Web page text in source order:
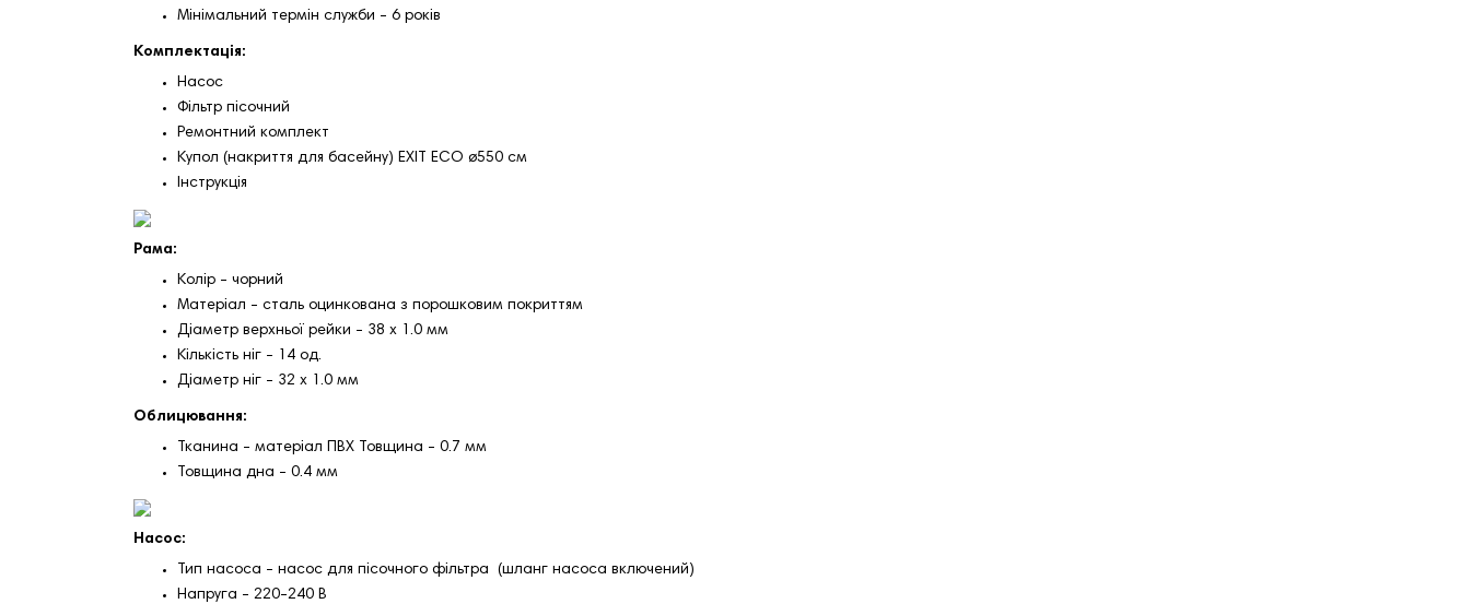
Мінімальний термін служби - 6 років
Комплектація:
Насос
Фільтр пісочний
Ремонтний комплект
Купол (накриття для басейну) EXIT ECO ø550 см
Інструкція
Рама:
Колір - чорний
Матеріал - сталь оцинкована з порошковим покриттям
Діаметр верхньої рейки - 38 х 1.0 мм
Кількість ніг - 14 од.
Діаметр ніг - 32 х 1.0 мм
Облицювання:
Тканина - матеріал ПВХ Товщина - 0.7 мм
Товщина дна - 0.4 мм
Насос:
Тип насоса - насос для пісочного фільтра (шланг насоса включений)
Напруга - 220-240 В